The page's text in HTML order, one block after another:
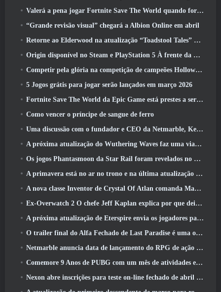
Valerá a pena jogar Fortnite Save The World quando for grátis?
“Grande revisão visual” chegará a Albion Online em abril
Retorne ao Elderwood na atualização “Toadstool Tales” de Palia
Origin disponível no Steam e PlayStation 5 À frente da marcha 23 Lançar
Competir pela glória na competição de campeões Hollow de New Eridu na próxima atualização do Zenless Zone Zero
5 Jogos grátis para jogar serão lançados em março 2026
Fortnite Save The World da Epic Game está prestes a ser gratuito para jogar
Como vencer o príncipe de sangue de ferro
Uma discussão com o fundador e CEO da Netmarble, Ken Kim, sobre a MONGIL: Mergulho nas Estrelas
A próxima atualização do Wuthering Waves faz uma viagem ao “lado negro”
Os jogos Phantasmoon da Star Rail foram revelados no 4.1 Programa Especial
A primavera está no ar no trono e na última atualização do Liberty
A nova classe Inventor de Crystal Of Atlan comanda Magitech Mechs em batalha
Ex-Overwatch 2 O chefe Jeff Kaplan explica por que deixou a Blizzard
A próxima atualização de Eterspire envia os jogadores para as minas anãs
O trailer final do Alfa Fechado de Last Paradise é uma obra de arte pequena, mas aterrorizante
Netmarble anuncia data de lançamento do RPG de ação para domar monstros Mongil: Mergulho nas Estrelas
Comemore 9 Anos de PUBG com um mês de atividades especiais
Nexon abre inscrições para teste on-line fechado de abril do MapleStory Classic World